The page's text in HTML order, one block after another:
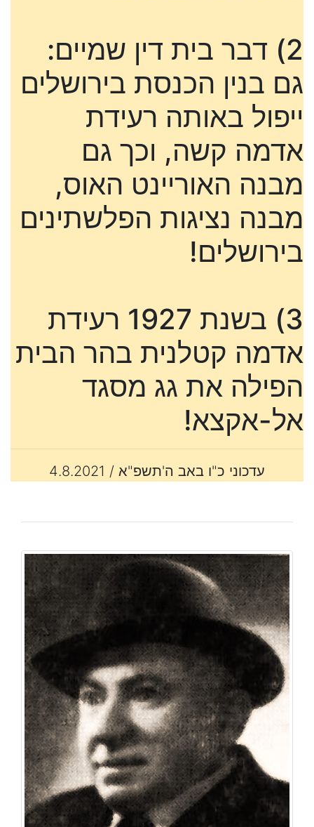
2) דבר בית דין שמיים:
גם בנין הכנסת בירושלים
ייפול באותה רעידת
אדמה קשה, וכך גם
מבנה האוריינט האוס,
מבנה נציגות הפלשתינים
בירושלים!
3) בשנת 1927 רעידת
אדמה קטלנית בהר הבית
הפילה את גג מסגד
אל-אקצא!
עדכוני כ"ו באב ה'תשפ"א / 4.8.2021